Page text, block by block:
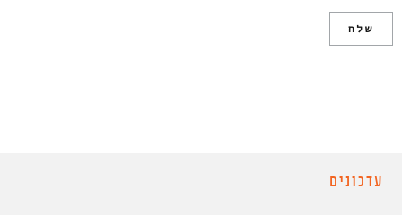
עדכונים